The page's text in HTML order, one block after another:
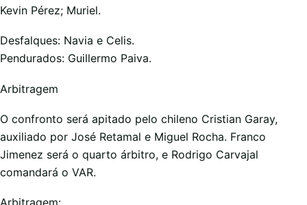
Kevin Pérez; Muriel.
Desfalques: Navia e Celis.
Pendurados: Guillermo Paiva.
Arbitragem
O confronto será apitado pelo chileno Cristian Garay,
auxiliado por José Retamal e Miguel Rocha. Franco
Jimenez será o quarto árbitro, e Rodrigo Carvajal
comandará o VAR.